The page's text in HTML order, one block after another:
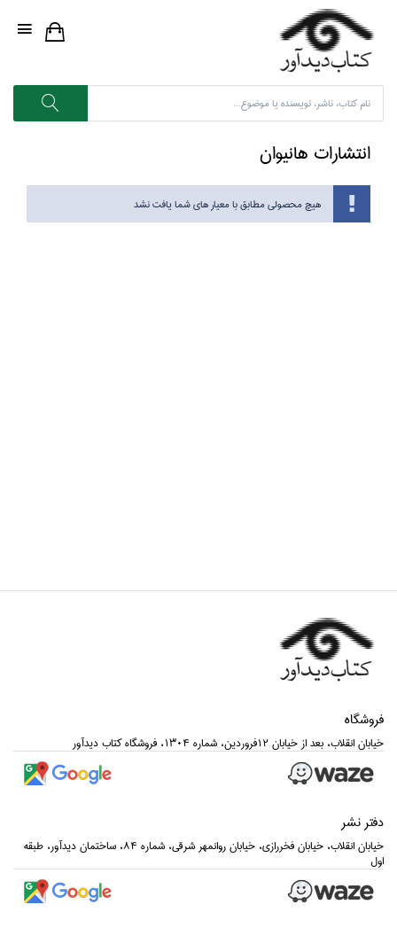
انتشارات هانيوان
هیچ محصولی مطابق با معیار های شما یافت نشد
فروشگاه
خيابان انقلاب، بعد از خيابان 12فروردين، شماره 1304، فروشگاه كتاب ديدآور
دفتر نشر
خيابان انقلاب، خيابان فخررازي، خيابان روانمهر شرقي، شماره 84، ساختمان ديدآور، طبقه
اول